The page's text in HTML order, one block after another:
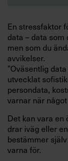
En stressfaktor
data – data
men som du
avvikelser.
”Oväsentlig
utvecklat
persondata,
varnar när
Det kan vara
drar iväg eller
bestämmer
varna för.